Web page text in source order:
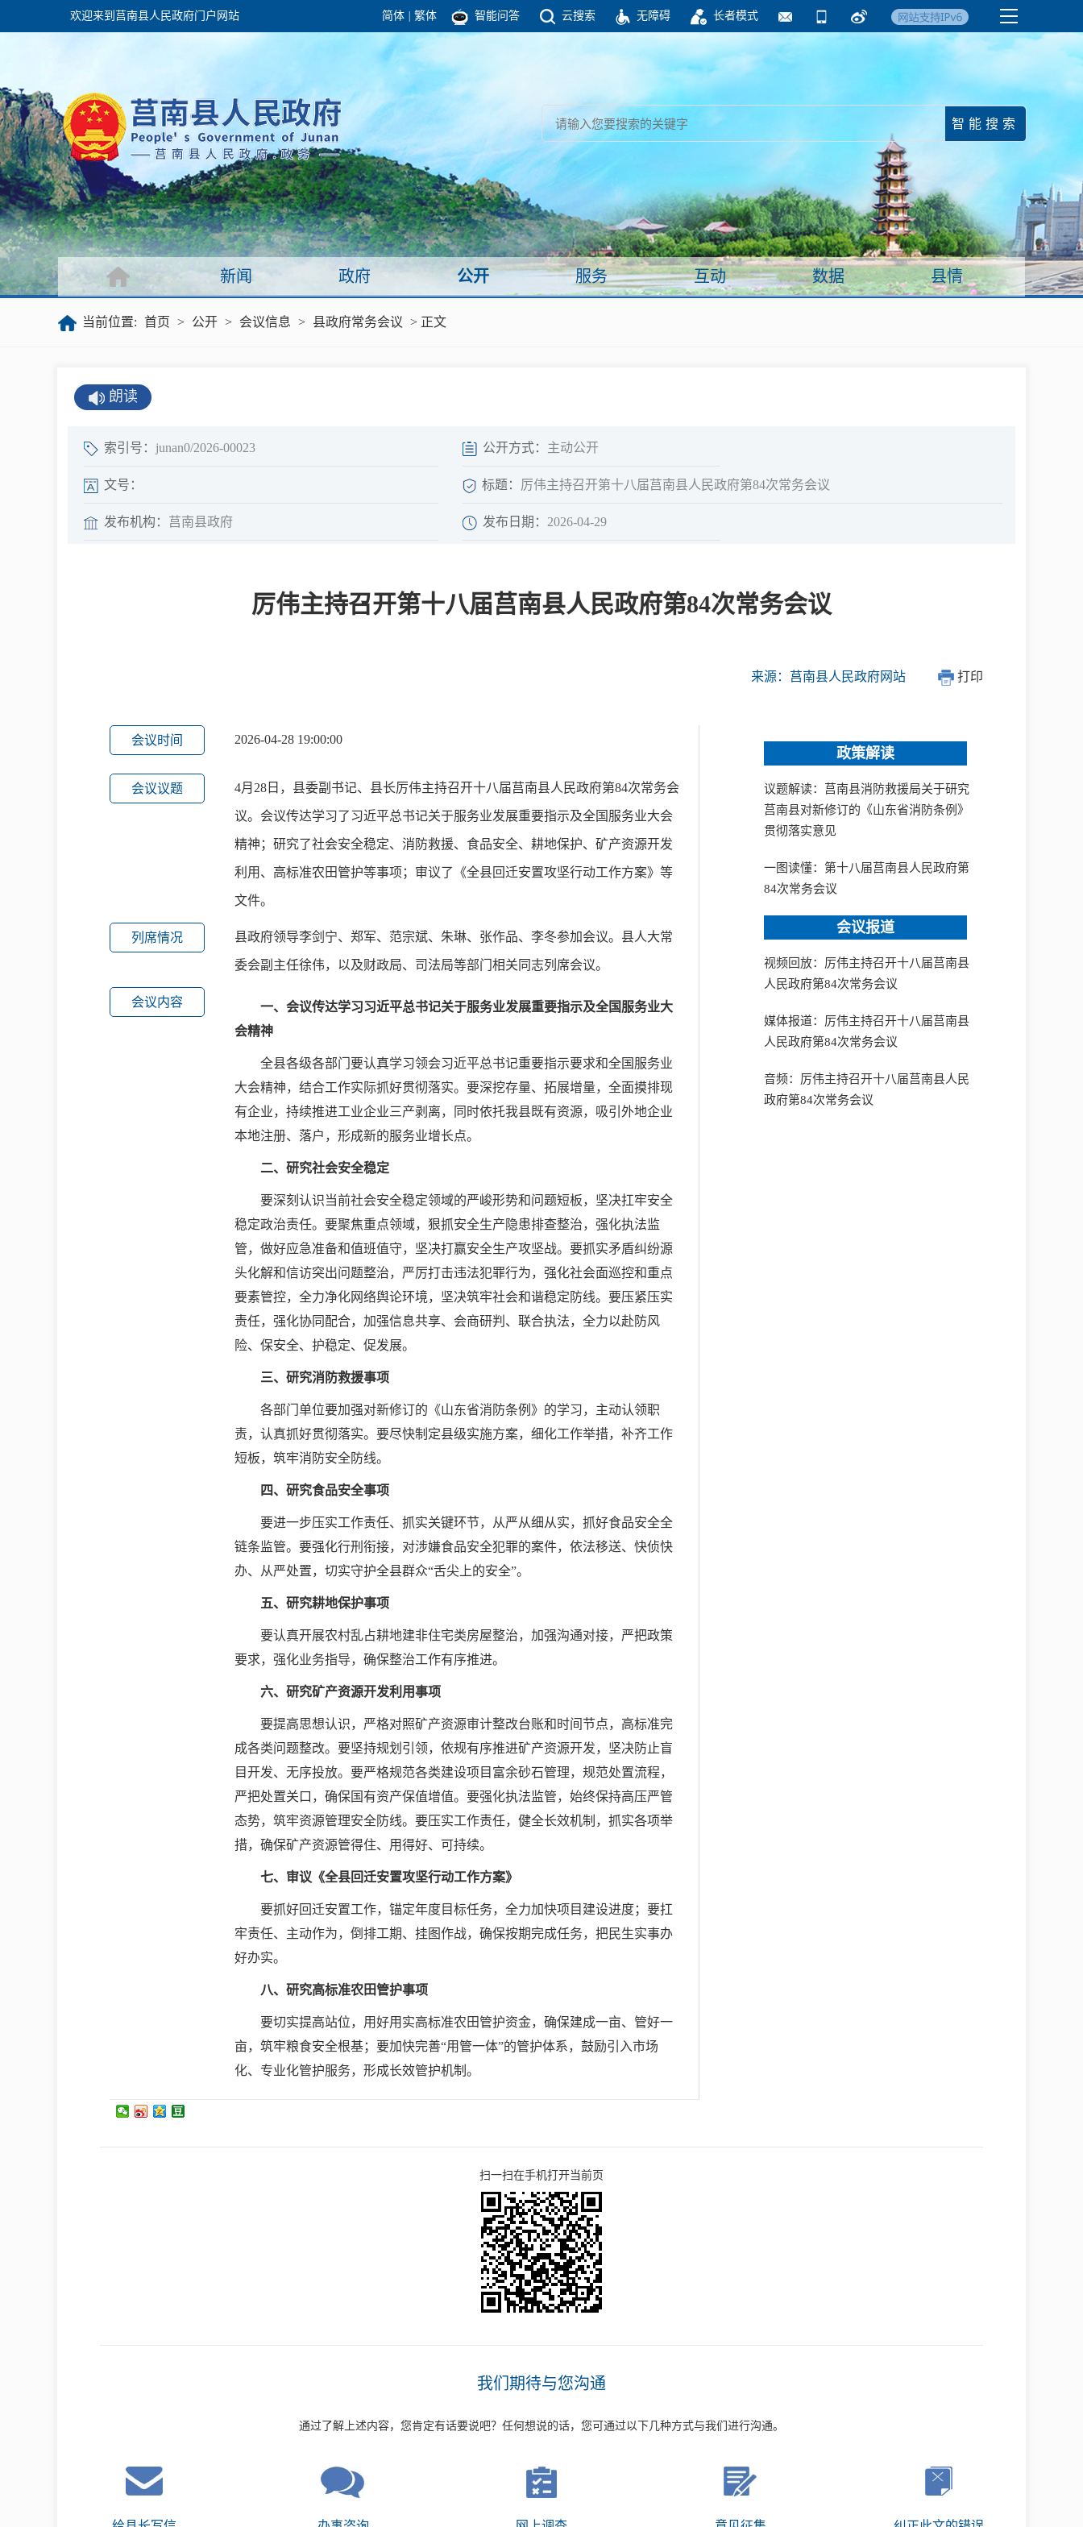
欢迎来到莒南县人民政府门户网站 简体 繁体 智能问答 云搜索 无障碍 长者模式
团结高效 理性法治 公开公平 友善和谐
领导之窗
政府会议 政府公报
政府目录 政府数据
政府工作报告
政务要闻
部门信息 镇街信息
视频新闻
闻
公开
依申请公开
服务
镇街园区 莒南旅游 政务访谈 民意征集
新闻 政府 公开 服务 互动 数据 县情
当前位置: 首页 > 公开 > 会议信息 > 县政府常务会议 > 正文
朗读
索引号： junan0/2026-00023 公开方式： 主动公开
文号： 标题： 厉伟主持召开第十八届莒南县人民政府第84次常务会议
发布机构： 莒南县政府 发布日期： 2026-04-29
厉伟主持召开第十八届莒南县人民政府第84次常务会议
来源：莒南县人民政府网站 打印
会议时间 2026-04-28 19:00:00
会议议题 4月28日，县委副书记、县长厉伟主持召开十八届莒南县人民政府第84次常务会
议。会议传达学习了习近平总书记关于服务业发展重要指示及全国服务业大会
精神；研究了社会安全稳定、消防救援、食品安全、耕地保护、矿产资源开发
利用、高标准农田管护等事项；审议了《全县回迁安置攻坚行动工作方案》等
文件。
列席情况 县政府领导李剑宁、郑军、范宗斌、朱琳、张作品、李冬参加会议。县人大常
委会副主任徐伟，以及财政局、司法局等部门相关同志列席会议。
会议内容 一、 会议传达学习习近平总书记关于服务业发展重要指示及全国服务业大
会精神
全县各级各部门要认真学习领会习近平总书记重要指示要求和全国服务业
大会精神，结合工作实际抓好贯彻落实。要深挖存量、拓展增量，全面摸排现
有企业，持续推进工业企业三产剥离，同时依托我县既有资源，吸引外地企业
本地注册、落户，形成新的服务业增长点。
二、 研究社会安全稳定
要深刻认识当前社会安全稳定领域的严峻形势和问题短板，坚决扛牢安全
稳定政治责任。要聚焦重点领域，狠抓安全生产隐患排查整治，强化执法监
管，做好应急准备和值班值守，坚决打赢安全生产攻坚战。要抓实矛盾纠纷源
头化解和信访突出问题整治，严厉打击违法犯罪行为，强化社会面巡控和重点
要素管控，全力净化网络舆论环境，坚决筑牢社会和谐稳定防线。要压紧压实
责任，强化协同配合，加强信息共享、会商研判、联合执法，全力以赴防风
险、保安全、护稳定、促发展。
三、 研究消防救援事项
各部门单位要加强对新修订的《山东省消防条例》的学习，主动认领职
责，认真抓好贯彻落实。要尽快制定县级实施方案，细化工作举措，补齐工作
短板，筑牢消防安全防线。
四、研究食品安全事项
要进一步压实工作责任、抓实关键环节，从严从细从实，抓好食品安全全
链条监管。要强化行刑衔接，对涉嫌食品安全犯罪的案件，依法移送、快侦快
办、从严处置，切实守护全县群众“舌尖上的安全”。
五、研究耕地保护事项
要认真开展农村乱占耕地建非住宅类房屋整治，加强沟通对接，严把政策
要求，强化业务指导，确保整治工作有序推进。
六、研究矿产资源开发利用事项
要提高思想认识，严格对照矿产资源审计整改台账和时间节点，高标准完
成各类问题整改。要坚持规划引领，依规有序推进矿产资源开发，坚决防止盲
目开发、无序投放。要严格规范各类建设项目富余砂石管理，规范处置流程，
严把处置关口，确保国有资产保值增值。要强化执法监管，始终保持高压严管
态势，筑牢资源管理安全防线。要压实工作责任，健全长效机制，抓实各项举
措，确保矿产资源管得住、用得好、可持续。
七、 审议《全县回迁安置攻坚行动工作方案》
要抓好回迁安置工作，锚定年度目标任务，全力加快项目建设进度；要扛
牢责任、主动作为，倒排工期、挂图作战，确保按期完成任务，把民生实事办
好办实。
八、研究高标准农田管护事项
要切实提高站位，用好用实高标准农田管护资金，确保建成一亩、管好一
亩，筑牢粮食安全根基；要加快完善“用管一体”的管护体系，鼓励引入市场
化、专业化管护服务，形成长效管护机制。
政策解读
议题解读：莒南县消防救援局关于研究
莒南县对新修订的《山东省消防条例》
贯彻落实意见
一图读懂：第十八届莒南县人民政府第
84次常务会议
会议报道
视频回放：厉伟主持召开十八届莒南县
人民政府第84次常务会议
媒体报道：厉伟主持召开十八届莒南县
人民政府第84次常务会议
音频：厉伟主持召开十八届莒南县人民
政府第84次常务会议
扫一扫在手机打开当前页
我们期待与您沟通
通过了解上述内容，您肯定有话要说吧？任何想说的话，您可通过以下几种方式与我们进行沟通。